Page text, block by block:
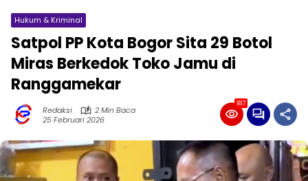
Hukum & Kriminal
Satpol PP Kota Bogor Sita 29 Botol
Miras Berkedok Toko Jamu di
Ranggamekar
Redaksi
2 Min Baca
25 Februari 2026
187